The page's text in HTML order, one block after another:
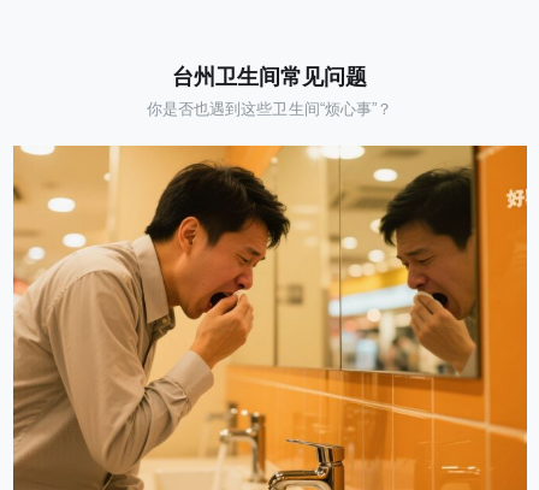
台州卫生间常见问题
你是否也遇到这些卫生间“烦心事”？